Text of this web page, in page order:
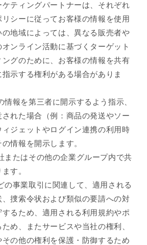
ケティングパートナーは、それぞれ
シーに従ってお客様の情報を使用
の地域によっては、異なる販売者や
ンライン活動に基づくターゲット
ングのために、お客様の情報を共有
指示する権利がある場合がありま
情報を第三者に開示するよう指示、
れた場合（例：商品の発送やソー
ィジェットやログイン連携の利用時
情報を開示します。
またはその他の企業グループ内で共
す。
の事業取引に関連して、適用される
捜索令状および類似の要請への対
るため、適用される利用規約やポ
め、またサービスや当社の権利、
の他の権利を保護・防御するため